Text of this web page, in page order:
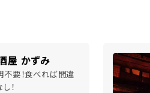
屋 かずみ
不要！食べれば間違
！